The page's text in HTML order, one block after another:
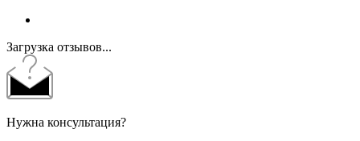
Загрузка отзывов...
Нужна консультация?